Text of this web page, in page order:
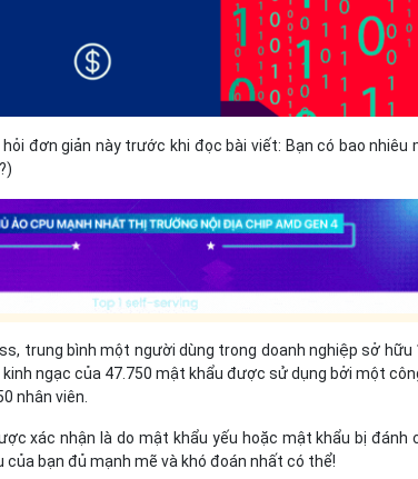
đơn giản này trước khi đọc bài viết: Bạn có bao nhiêu
trung bình một người dùng trong doanh nghiệp sở hữu
ngạc của 47.750 mật khẩu được sử dụng bởi một
nhân viên.
xác nhận là do mật khẩu yếu hoặc mật khẩu bị đánh
của bạn đủ mạnh mẽ và khó đoán nhất có thể!